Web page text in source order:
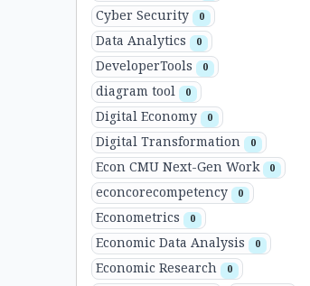
Cyber Security 0
Data Analytics 0
DeveloperTools 0
diagram tool 0
Digital Economy 0
Digital Transformation 0
Econ CMU Next-Gen Work 0
econcorecompetency 0
Econometrics 0
Economic Data Analysis 0
Economic Research 0